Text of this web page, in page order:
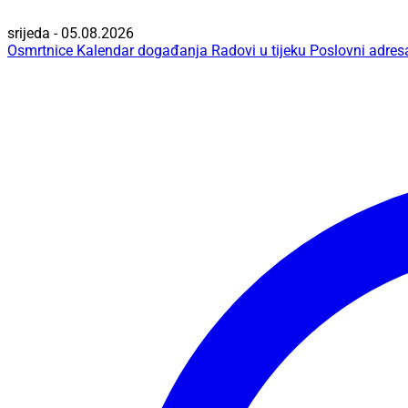
srijeda - 05.08.2026
Osmrtnice Kalendar događanja Radovi u tijeku Poslovni